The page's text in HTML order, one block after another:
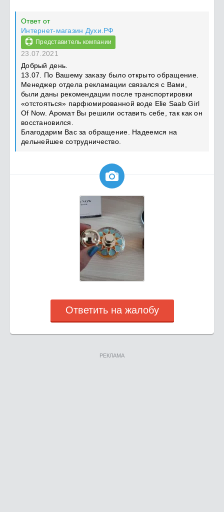
Ответ от
Интернет-магазин Духи.РФ
Представитель компании
23.07.2021
Добрый день.
13.07. По Вашему заказу было открыто обращение.
Менеджер отдела рекламации связался с Вами,
были даны рекомендации после транспортировки
«отстояться» парфюмированной воде Elie Saab Girl
Of Now. Аромат Вы решили оставить себе, так как он
восстановился.
Благодарим Вас за обращение. Надеемся на
дельнейшее сотрудничество.

Ответить на жалобу
РЕКЛАМА